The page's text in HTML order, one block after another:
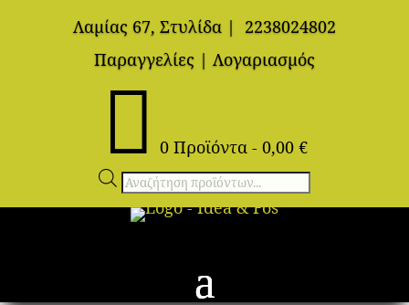
Λαμίας 67, Στυλίδα |
2238024802
Παραγγελίες | Λογαριασμός
 0 Προϊόντα - 0,00 €
Αναζήτηση
προϊόντων